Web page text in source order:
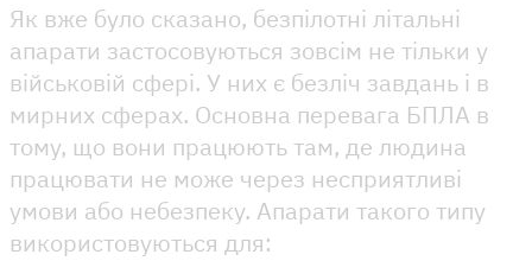
Як вже було сказано, безпілотні літальні
апарати застосовуються зовсім не тільки у
військовій сфері. У них є безліч завдань і в
мирних сферах. Основна перевага БПЛА в
тому, що вони працюють там, де людина
працювати не може через несприятливі
умови або небезпеку. Апарати такого типу
використовуються для: